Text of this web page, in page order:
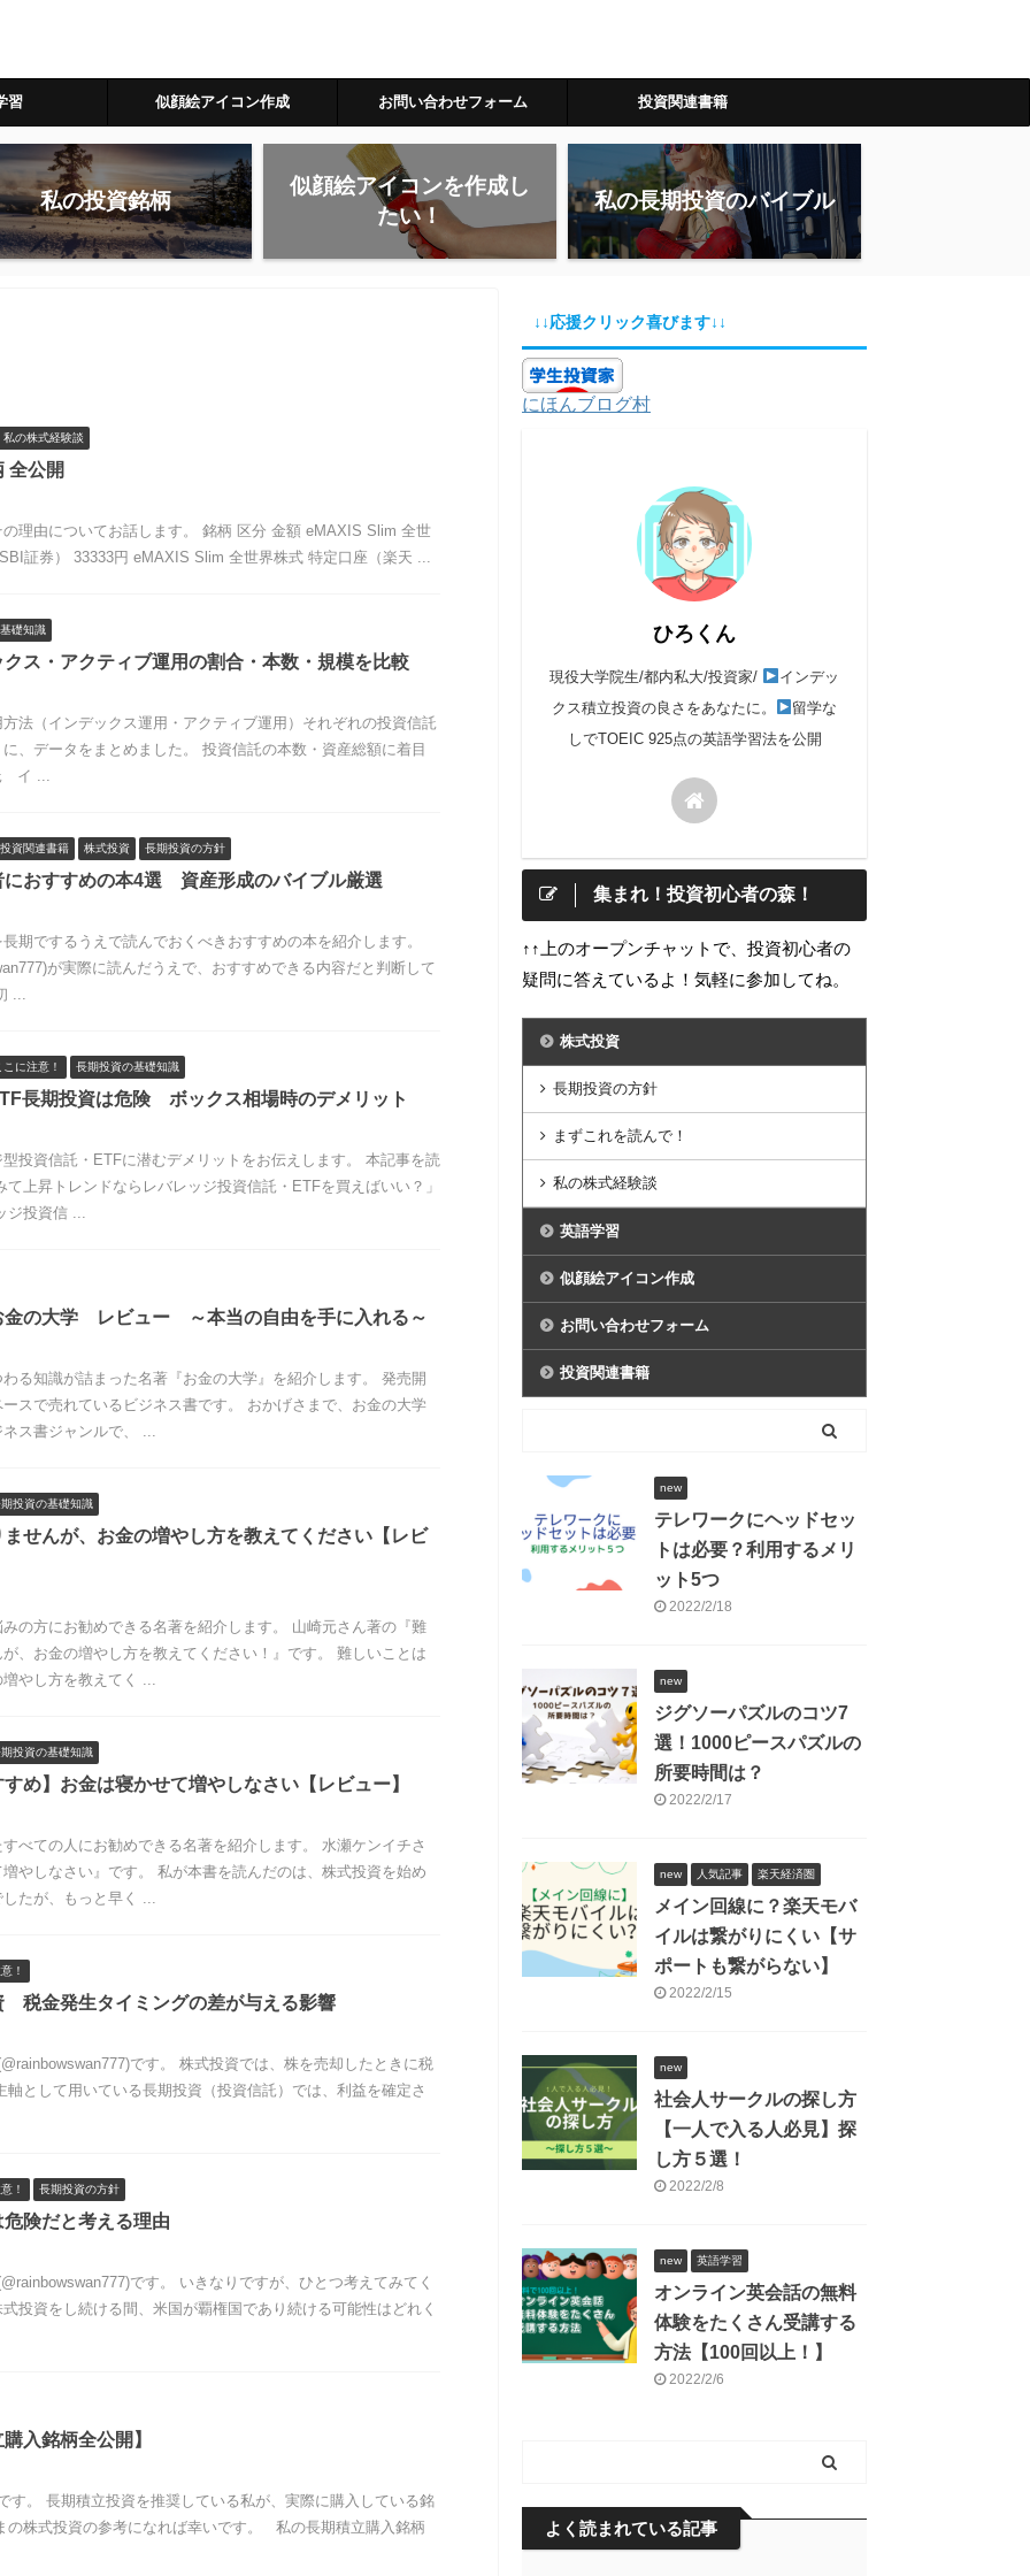
習 似顔絵アイコン作成 お問い合わせフォーム 投資関連書籍
私の投資銘柄
似顔絵アイコンを作成し
たい！
私の長期投資のバイブル
私の株式経験談
全公開
理由についてお話します。 銘柄 区分 金額 eMAXIS Slim 全世
証券） 33333円 eMAXIS Slim 全世界株式 特定口座（楽天 ...
礎知識
ス・アクティブ運用の割合・本数・規模を比較
法（インデックス運用・アクティブ運用）それぞれの投資信託
、データをまとめました。 投資信託の本数・資産総額に着目
イ ...
投資関連書籍 株式投資 長期投資の方針
におすすめの本4選 資産形成のバイブル厳選
期でするうえで読んでおくべきおすすめの本を紹介します。
が実際に読んだうえで、おすすめできる内容だと判断して
...
に注意！ 長期投資の基礎知識
長期投資は危険 ボックス相場時のデメリット
投資信託・ETFに潜むデメリットをお伝えします。 本記事を読
上昇トレンドならレバレッジ投資信託・ETFを買えばいい？」
ジ投資信 ...
金の大学 レビュー ～本当の自由を手に入れる～
る知識が詰まった名著『お金の大学』を紹介します。 発売開
スで売れているビジネス書です。 おかげさまで、お金の大学
ス書ジャンルで、 ...
投資の基礎知識
せんが、お金の増やし方を教えてください【レビ
の方にお勧めできる名著を紹介します。 山崎元さん著の『難
、お金の増やし方を教えてください！』です。 難しいことは
やし方を教えてく ...
投資の基礎知識
め】お金は寝かせて増やしなさい【レビュー】
べての人にお勧めできる名著を紹介します。 水瀬ケンイチさ
やしなさい』です。 私が本書を読んだのは、株式投資を始め
たが、もっと早く ...
！
税金発生タイミングの差が与える影響
です。 株式投資では、株を売却したときに税
軸として用いている長期投資（投資信託）では、利益を確定さ
！ 長期投資の方針
危険だと考える理由
です。 いきなりですが、ひとつ考えてみてく
投資をし続ける間、米国が覇権国であり続ける可能性はどれく
入銘柄全公開】
す。 長期積立投資を推奨している私が、実際に購入している銘
の株式投資の参考になれば幸いです。 私の長期積立購入銘柄
↓↓応援クリック喜びます↓↓
にほんブログ村
ひろくん
現役大学院生/都内私大/投資家/
インデッ
クス積立投資の良さをあなたに。
留学な
しでTOEIC 925点の英語学習法を公開
集まれ！投資初心者の森！
↑↑上のオープンチャットで、投資初心者の
疑問に答えているよ！気軽に参加してね。
株式投資
長期投資の方針
まずこれを読んで！
私の株式経験談
英語学習
似顔絵アイコン作成
お問い合わせフォーム
投資関連書籍
new
テレワークにヘッドセッ
トは必要？利用するメリ
ット5つ
2022/2/18
new
ジグソーパズルのコツ7
選！1000ピースパズルの
所要時間は？
2022/2/17
new 人気記事 楽天経済圏
メイン回線に？楽天モバ
イルは繋がりにくい【サ
ポートも繋がらない】
2022/2/15
new
社会人サークルの探し方
【一人で入る人必見】探
し方５選！
2022/2/8
new 英語学習
オンライン英会話の無料
体験をたくさん受講する
方法【100回以上！】
2022/2/6
よく読まれている記事